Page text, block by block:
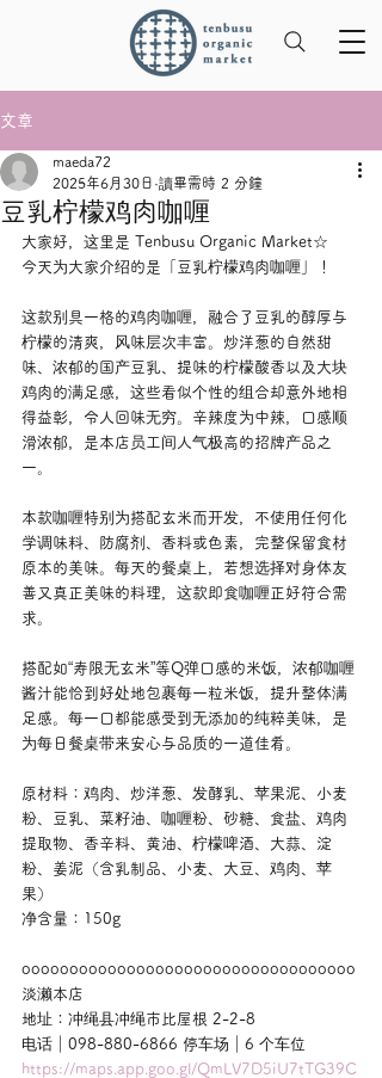
文章
豆乳柠檬鸡肉咖喱
maeda72
2025年6月30日 讀畢需時 2 分鐘
大家好，这里是 Tenbusu Organic Market☆
今天为大家介绍的是「豆乳柠檬鸡肉咖喱」！
这款别具一格的鸡肉咖喱，融合了豆乳的醇厚与
柠檬的清爽，风味层次丰富。炒洋葱的自然甜
味、浓郁的国产豆乳、提味的柠檬酸香以及大块
鸡肉的满足感，这些看似个性的组合却意外地相
得益彰，令人回味无穷。辛辣度为中辣，口感顺
滑浓郁，是本店员工间人气极高的招牌产品之
一。
本款咖喱特别为搭配玄米而开发，不使用任何化
学调味料、防腐剂、香料或色素，完整保留食材
原本的美味。每天的餐桌上，若想选择对身体友
善又真正美味的料理，这款即食咖喱正好符合需
求。
搭配如“寿限无玄米”等Q弹口感的米饭，浓郁咖喱
酱汁能恰到好处地包裹每一粒米饭，提升整体满
足感。每一口都能感受到无添加的纯粹美味，是
为每日餐桌带来安心与品质的一道佳肴。
原材料：鸡肉、炒洋葱、发酵乳、苹果泥、小麦
粉、豆乳、菜籽油、咖喱粉、砂糖、食盐、鸡肉
提取物、香辛料、黄油、柠檬啤酒、大蒜、淀
粉、姜泥（含乳制品、小麦、大豆、鸡肉、苹
果）
净含量：150g
ooooooooooooooooooooooooooooooooooo
淡濑本店
地址：冲绳县冲绳市比屋根 2-2-8
电话｜098-880-6866 停车场｜6 个车位
https://maps.app.goo.gl/QmLV7D5iU7tTG39C